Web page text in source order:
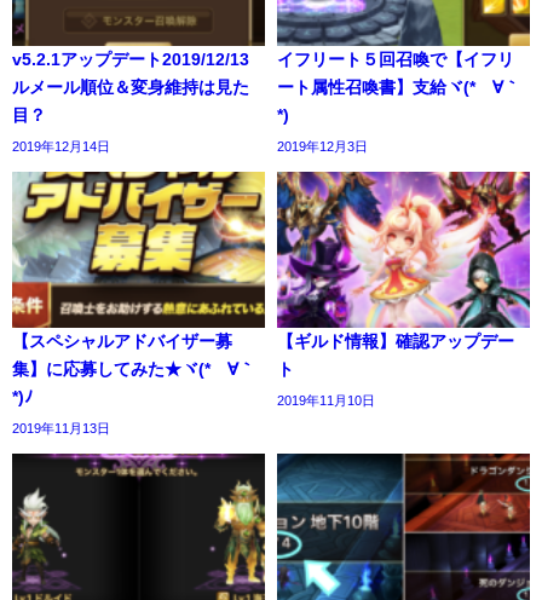
v5.2.1アップデート2019/12/13
ルメール順位＆変身維持は見た
目？
2019年12月14日
イフリート５回召喚で【イフリ
ート属性召喚書】支給ヾ(*´∀｀
*)
2019年12月3日
【スペシャルアドバイザー募
集】に応募してみた★ヾ(*´∀｀
*)ﾉ
2019年11月13日
【ギルド情報】確認アップデー
ト
2019年11月10日